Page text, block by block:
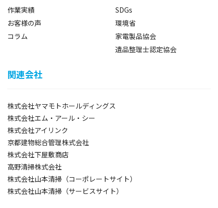
作業実績
お客様の声
コラム
SDGs
環境省
家電製品協会
遺品整理士認定協会
関連会社
株式会社ヤマモトホールディングス
株式会社エム・アール・シー
株式会社アイリンク
京都建物総合管理株式会社
株式会社下屋敷商店
高野清掃株式会社
株式会社山本清掃（コーポレートサイト）
株式会社山本清掃（サービスサイト）